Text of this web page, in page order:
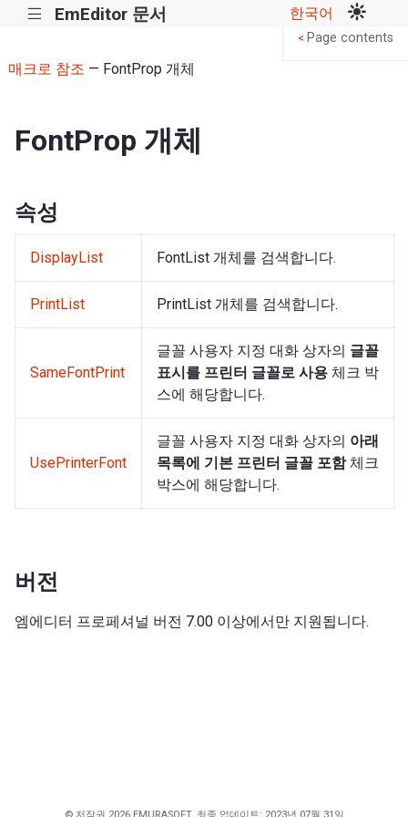
||| EmEditor 문서 한국어
매크로 참조 — FontProp 개체
FontProp 개체
속성
DisplayList FontList 개체를 검색합니다.
PrintList PrintList 개체를 검색합니다.
SameFontPrint
글꼴 사용자 지정 대화 상자의 글꼴
표시를 프린터 글꼴로 사용 체크 박
스에 해당합니다.
UsePrinterFont
글꼴 사용자 지정 대화 상자의 아래
목록에 기본 프린터 글꼴 포함체크
박스에 해당합니다.
버전
엠에디터 프로페셔널 버전 7.00 이상에서만 지원됩니다.
< Page contents